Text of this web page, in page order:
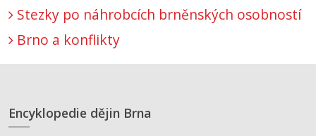
Stezky po náhrobcích brněnských osobností
Brno a konflikty
Encyklopedie dějin Brna